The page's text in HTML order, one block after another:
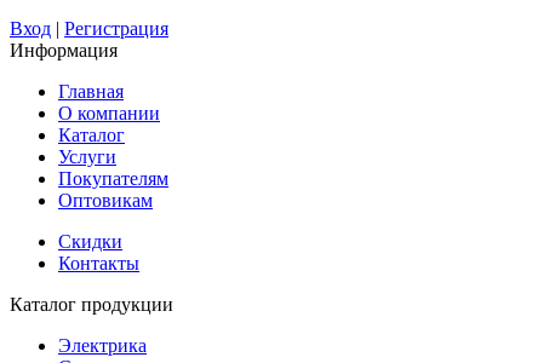
Вход | Регистрация
Информация
Главная
О компании
Каталог
Услуги
Покупателям
Оптовикам
Скидки
Контакты
Каталог продукции
Электрика